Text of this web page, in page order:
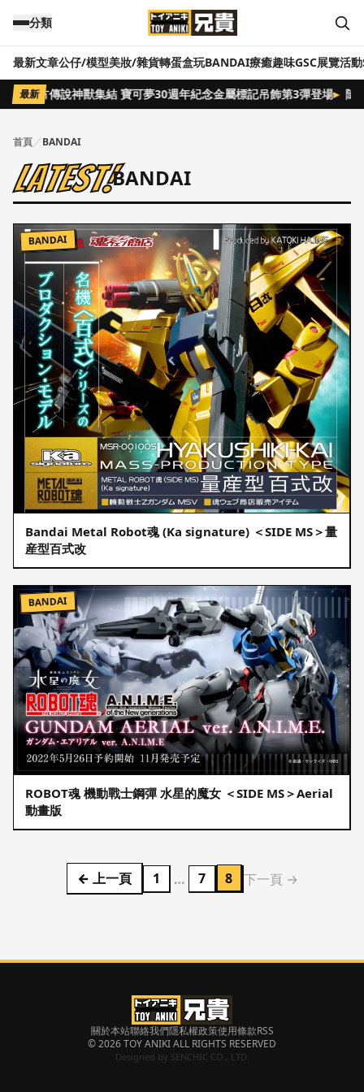
分類
最新文章公仔/模型美妝/雜貨轉蛋盒玩BANDAI療癒趣味GSC展覽活動
最新
三大地方傳說神獸集結 寶可夢30週年紀念金屬標記吊飾第3彈登場▸ 隨
首頁／BANDAI
Latest!BANDAI
BANDAI
Bandai Metal Robot魂 (Ka signature) ＜SIDE MS＞量
産型百式改
BANDAI
ROBOT魂 機動戰士鋼彈 水星的魔女 ＜SIDE MS＞Aerial
動畫版
← 上一頁 1 … 7 8 下一頁 →
關於本站聯絡我們隱私權政策使用條款RSS
© 2026 TOY ANIKI ALL RIGHTS RESERVED
Designed by SENCHIC CO., LTD.